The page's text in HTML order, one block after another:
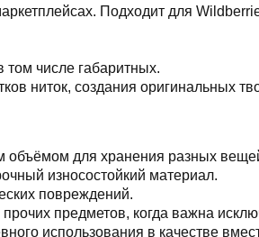
Подходит для
числе габаритных.
ниток, создания оригинальных
для хранения разных
износостойкий материал.
повреждений.
предметов, когда важна
использования в качестве